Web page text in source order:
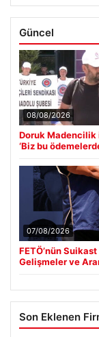
Güncel
08/08/2026
Doruk
‘Biz bu
07/08/2026
FETÖ’nün
Gelişmeler ve
Son Eklenen